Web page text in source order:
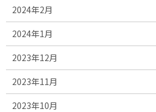
2024年2月
2024年1月
2023年12月
2023年11月
2023年10月